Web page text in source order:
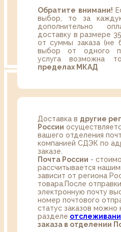
Обратите внимани!
выбор, то за
дополнительно
доставку в размере
от суммы заказа (не
выбор от одного
услуга возможна
пределах МКАД
Доставка в другие
России
вашего отделения
компанией СДЭК по
заказе.
Почта России -
рассчитывается
зависит от региона
товара.После
электронную почту
номер почтового
статус заказов можно
разделе
заказа в отделении